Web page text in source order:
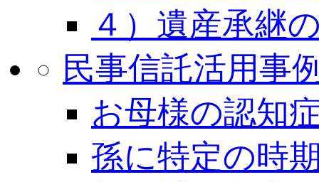
４）遺産承継
民事信託活用事
お母様の認知
孫に特定の時